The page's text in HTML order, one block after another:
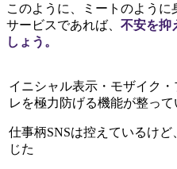
このように、ミートのよう
サービスであれば、 不安を抑
しょう。
イニシャル表示・モザイク
レを極力防げる機能が整って
仕事柄SNSは控えているけ
じた